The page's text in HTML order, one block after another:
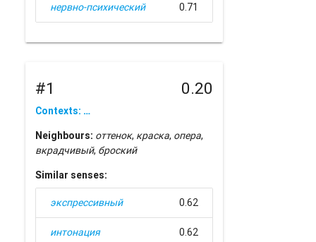
нервно-психический 0.71
#1 0.20
Contexts: …
Neighbours: оттенок, краска, опера,
вкрадчивый, броский
Similar senses:
экспрессивный 0.62
интонация 0.62